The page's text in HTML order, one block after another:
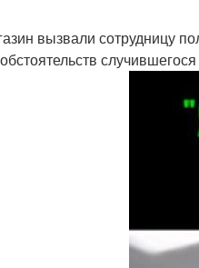
вызвали сотрудницу
случившегося